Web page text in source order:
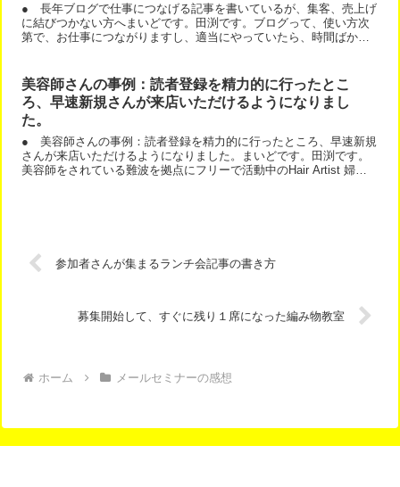
● 長年ブログで仕事につなげる記事を書いているが、集客、売上げ
に結びつかない方へまいどです。田渕です。ブログって、使い方次
第で、お仕事につながりますし、適当にやっていたら、時間ばかり
美容師さんの事例：読者登録を精力的に行ったとこ
ろ、早速新規さんが来店いただけるようになりまし
た。
● 美容師さんの事例：読者登録を精力的に行ったところ、早速新規
さんが来店いただけるようになりました。まいどです。田渕です。
美容師をされている難波を拠点にフリーで活動中のHair Artist 婦木
参加者さんが集まるランチ会記事の書き方
募集開始して、すぐに残り１席になった編み物教室
ホーム メールセミナーの感想